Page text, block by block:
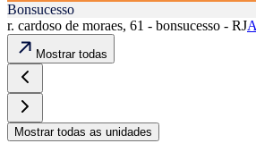
Bonsucesso
r. cardoso de moraes, 61 - bonsucesso - RJ
Mostrar todas
Mostrar todas as unidades